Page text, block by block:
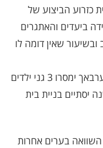
כזרוע הביצוע של
ביעדים והאתגרים
שאין דומה לו
גם בשכונת מ'3 ברח' הרב שלמה זלמן אויערבאך ימסרו 3 גני ילדים
יסתיים בניית בית
בערים אחרות